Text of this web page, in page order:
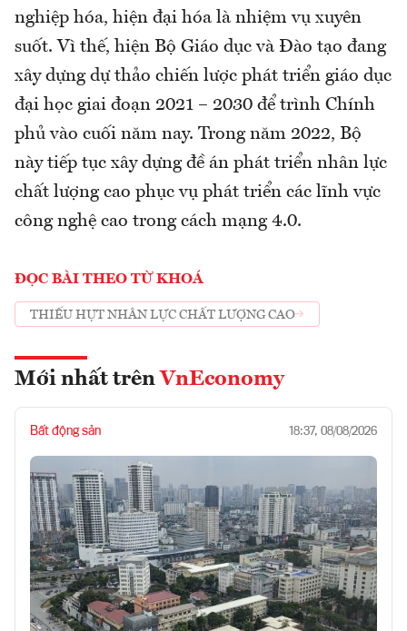
nghiệp hóa, hiện đại hóa là nhiệm vụ xuyên
suốt. Vì thế, hiện Bộ Giáo dục và Đào tạo đang
xây dựng dự thảo chiến lược phát triển giáo dục
đại học giai đoạn 2021 – 2030 để trình Chính
phủ vào cuối năm nay. Trong năm 2022, Bộ
này tiếp tục xây dựng đề án phát triển nhân lực
chất lượng cao phục vụ phát triển các lĩnh vực
công nghệ cao trong cách mạng 4.0.
ĐỌC BÀI THEO TỪ KHOÁ
THIẾU HỤT NHÂN LỰC CHẤT LƯỢNG CAO
Mới nhất trên VnEconomy
Bất động sản 18:37, 08/08/2026